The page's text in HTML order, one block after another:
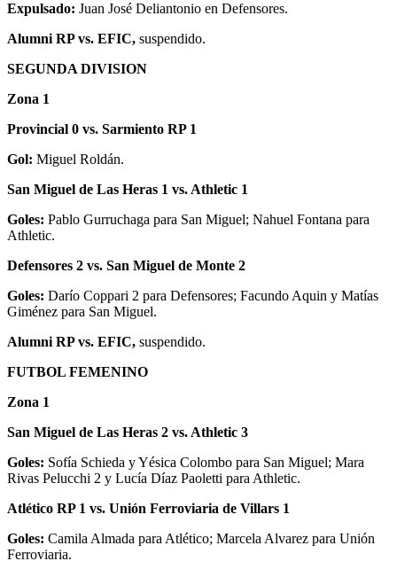
Expulsado: Juan José Deliantonio en Defensores.
Alumni RP vs. EFIC, suspendido.
SEGUNDA DIVISION
Zona 1
Provincial 0 vs. Sarmiento RP 1
Gol: Miguel Roldán.
San Miguel de Las Heras 1 vs. Athletic 1
Goles: Pablo Gurruchaga para San Miguel; Nahuel Fontana para
Athletic.
Defensores 2 vs. San Miguel de Monte 2
Goles: Darío Coppari 2 para Defensores; Facundo Aquin y Matías
Giménez para San Miguel.
Alumni RP vs. EFIC, suspendido.
FUTBOL FEMENINO
Zona 1
San Miguel de Las Heras 2 vs. Athletic 3
Goles: Sofía Schieda y Yésica Colombo para San Miguel; Mara
Rivas Pelucchi 2 y Lucía Díaz Paoletti para Athletic.
Atlético RP 1 vs. Unión Ferroviaria de Villars 1
Goles: Camila Almada para Atlético; Marcela Alvarez para Unión
Ferroviaria.